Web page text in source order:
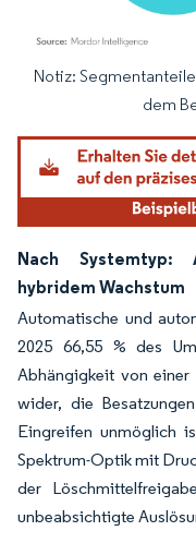
Bild © Mordor Intelligence.
Notiz:
dem
Nach Systemtyp:
hybridem Wachstum
Automatische und
2025 66,55 % des
Abhängigkeit von einer
wider, die
Eingreifen unmöglich
Spektrum-Optik mit
der
unbeabsichtigte